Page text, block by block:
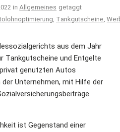
in Allgemeines getaggt
, Tankgutscheine,
aus dem Jahr
Tankgutscheine und Entgelte
genutzten Autos
Unternehmen, mit Hilfe der
ist Gegenstand einer